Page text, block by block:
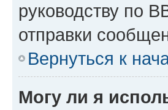
руководству по
отправки
Вернуться к
Могу ли я